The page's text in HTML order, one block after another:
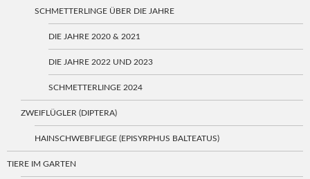
SCHMETTERLINGE ÜBER DIE JAHRE
DIE JAHRE 2020 & 2021
DIE JAHRE 2022 UND 2023
SCHMETTERLINGE 2024
ZWEIFLÜGLER (DIPTERA)
HAINSCHWEBFLIEGE (EPISYRPHUS BALTEATUS)
TIERE IM GARTEN